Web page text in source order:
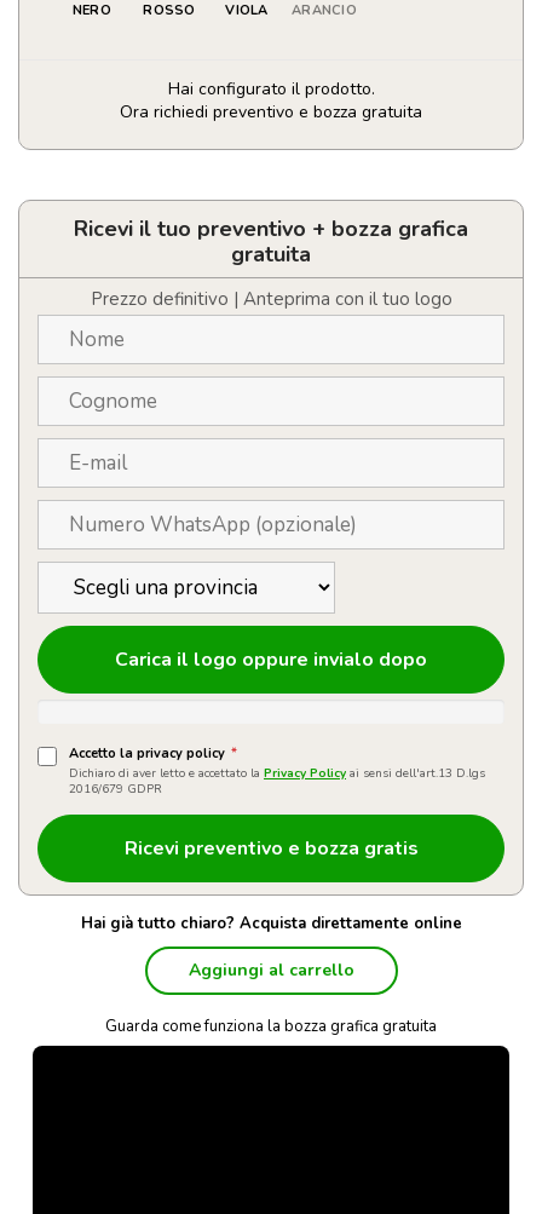
NERO ROSSO VIOLA ARANCIO
Hai configurato il prodotto.
Ora richiedi preventivo e bozza gratuita
Occhiali
sole
personalizzati
quantità
Ricevi il tuo preventivo + bozza grafica
gratuita
Prezzo definitivo | Anteprima con il tuo logo
Carica il logo oppure invialo dopo
Accetto la privacy policy *
Dichiaro di aver letto e accettato la Privacy Policy ai sensi dell'art.13 D.lgs
2016/679 GDPR
Hai già tutto chiaro? Acquista direttamente online
Aggiungi al carrello
Guarda come funziona la bozza grafica gratuita